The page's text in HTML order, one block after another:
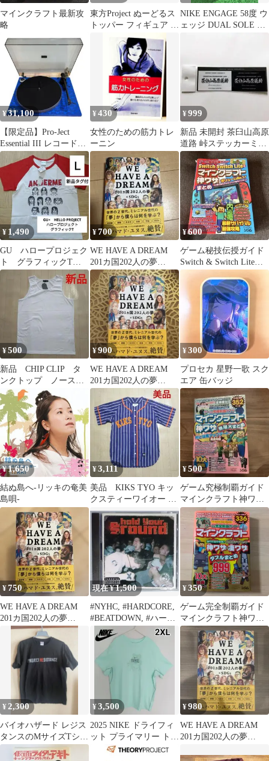
マインクラフト最新攻
略
東方Project ぬーどるス
トッパー フィギュア 東
風谷早苗 洩矢諏訪子
NIKE ENGAGE 58度 ウ
ェッジ DUAL SOLE 限
¥31,100
【限定品】Pro-Ject
Essential III レコードプ
レーヤー
¥430
女性のための筋力トレ
ーニン
¥999
新品 未開封 茶臼山高原
道路 峠ステッカーミニ
1枚
¥ 1,490
GU ハロープロジェク
ト グラフィックT
半袖 Ｌ
¥700
WE HAVE A DREAM
201カ国202人の夢
×SDGs
¥600
ゲーム秘技伝授ガイド
Switch & Switch Lite版
マインクラフト神…
¥500
新品 CHIP CLIP タ
ンクトップ ノースリ
ーブ ホワイト L
¥900
WE HAVE A DREAM
201カ国202人の夢
×SDGs
¥300
プロセカ 星野一歌 スク
エア 缶バッジ
¥1,650
結ぬ島へ-リッキの奄美
島唄-
¥3,111
美品 KIKS TYO キッ
クスティーワイオー ベ
ースボールシャツ スト
ライプ
¥500
ゲーム究極制覇ガイド
マインクラフト神ワザ
無限大まとめ
¥750
WE HAVE A DREAM
201カ国202人の夢
×SDGs
現在 ¥1,500
#NYHC, #HARDCORE,
#BEATDOWN, #ハード
コア
¥350
ゲーム完全制覇ガイド
マインクラフト神ワザ
&凄ワザダブルまとめ
¥ 2,300
バイオハザード レジス
タンスのMサイズTシャ
¥3,500
2025 NIKE ドライフィ
ット プライマリー トレ
ーニング Tシャツ 3L
¥980
WE HAVE A DREAM
201カ国202人の夢